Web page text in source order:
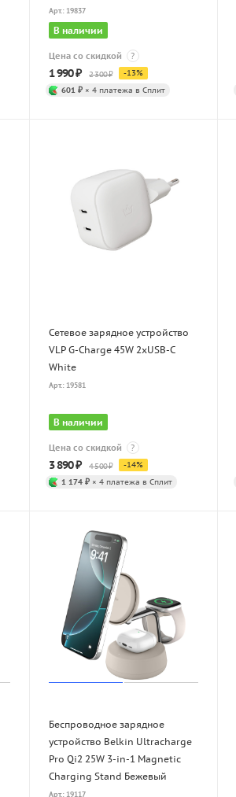
Арт.: 19837
В наличии
Цена со скидкой ?
1 990₽ 2 300₽ -13%
601 ₽× 4 платежа в Сплит
Сетевое зарядное устройство
VLP G-Charge 45W 2xUSB-C
White
Арт.: 19581
В наличии
Цена со скидкой ?
3 890₽ 4 500₽ -14%
1 174 ₽× 4 платежа в Сплит
Беспроводное зарядное
устройство Belkin Ultracharge
Pro Qi2 25W 3-in-1 Magnetic
Charging Stand Бежевый
Арт.: 19117